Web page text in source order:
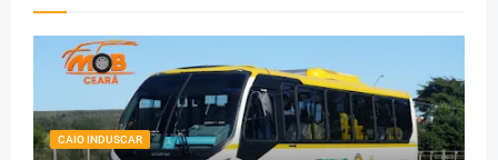
CAIO INDUSCAR